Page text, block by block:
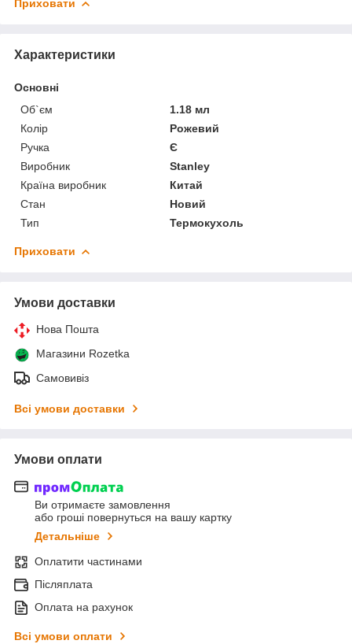
Приховати
Характеристики
Основні
Об`єм
1.18 мл
Колір
Рожевий
Ручка
Є
Виробник
Stanley
Країна виробник
Китай
Стан
Новий
Тип
Термокухоль
Приховати
Умови доставки
Нова Пошта
Магазини Rozetka
Самовивіз
Всі умови доставки
Умови оплати
Ви отримаєте замовлення
або гроші повернуться на вашу картку
Детальніше
Оплатити частинами
Післяплата
Оплата на рахунок
Всі умови оплати